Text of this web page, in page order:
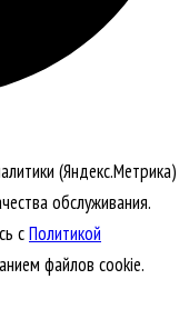
(Яндекс.Метрика)
обслуживания.
сПолитикой
файлов cookie.